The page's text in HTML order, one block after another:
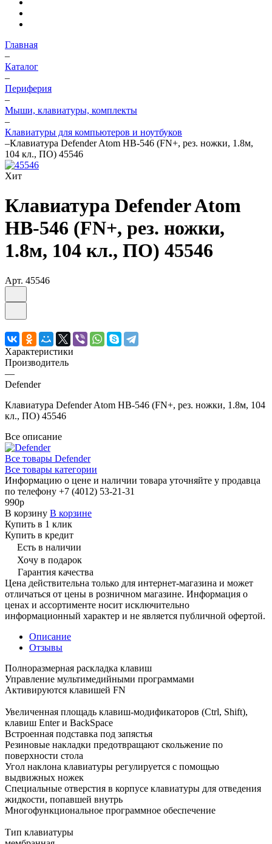
Главная
–
Каталог
–
Периферия
–
Мыши, клавиатуры, комплекты
–
Клавиатуры для компьютеров и ноутбуков
–Клавиатура Defender Atom HB-546 (FN+, рез. ножки, 1.8м,
104 кл., ПО) 45546
Хит
Клавиатура Defender Atom
HB-546 (FN+, рез. ножки,
1.8м, 104 кл., ПО) 45546
Арт. 45546
Характеристики
Производитель
—
Defender
Клавиатура Defender Atom HB-546 (FN+, рез. ножки, 1.8м, 104
кл., ПО) 45546
Все описание
Все товары Defender
Все товары категории
Информацию о цене и наличии товара уточняйте у продавца
по телефону +7 (4012) 53-21-31
990р
В корзину В корзине
Купить в 1 клик
Купить в кредит
Есть в наличии
Хочу в подарок
Гарантия качества
Цена действительна только для интернет-магазина и может
отличаться от цены в розничном магазине. Информация о
ценах и ассортименте носит исключительно
информационный характер и не является публичной офертой.
Описание
Отзывы
Полноразмерная раскладка клавиш
Управление мультимедийными программами
Активируются клавишей FN
Увеличенная площадь клавиш-модификаторов (Ctrl, Shift),
клавиш Enter и BackSpace
Встроенная подставка под запястья
Резиновые накладки предотвращают скольжение по
поверхности стола
Угол наклона клавиатуры регулируется с помощью
выдвижных ножек
Специальные отверстия в корпусе клавиатуры для отведения
жидкости, попавшей внутрь
Многофункциональное программное обеспечение
Тип клавиатуры